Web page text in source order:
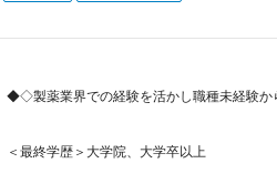
◆◇製薬業界での経験を活かし職種未経験か
＜最終学歴＞大学院、大学卒以上